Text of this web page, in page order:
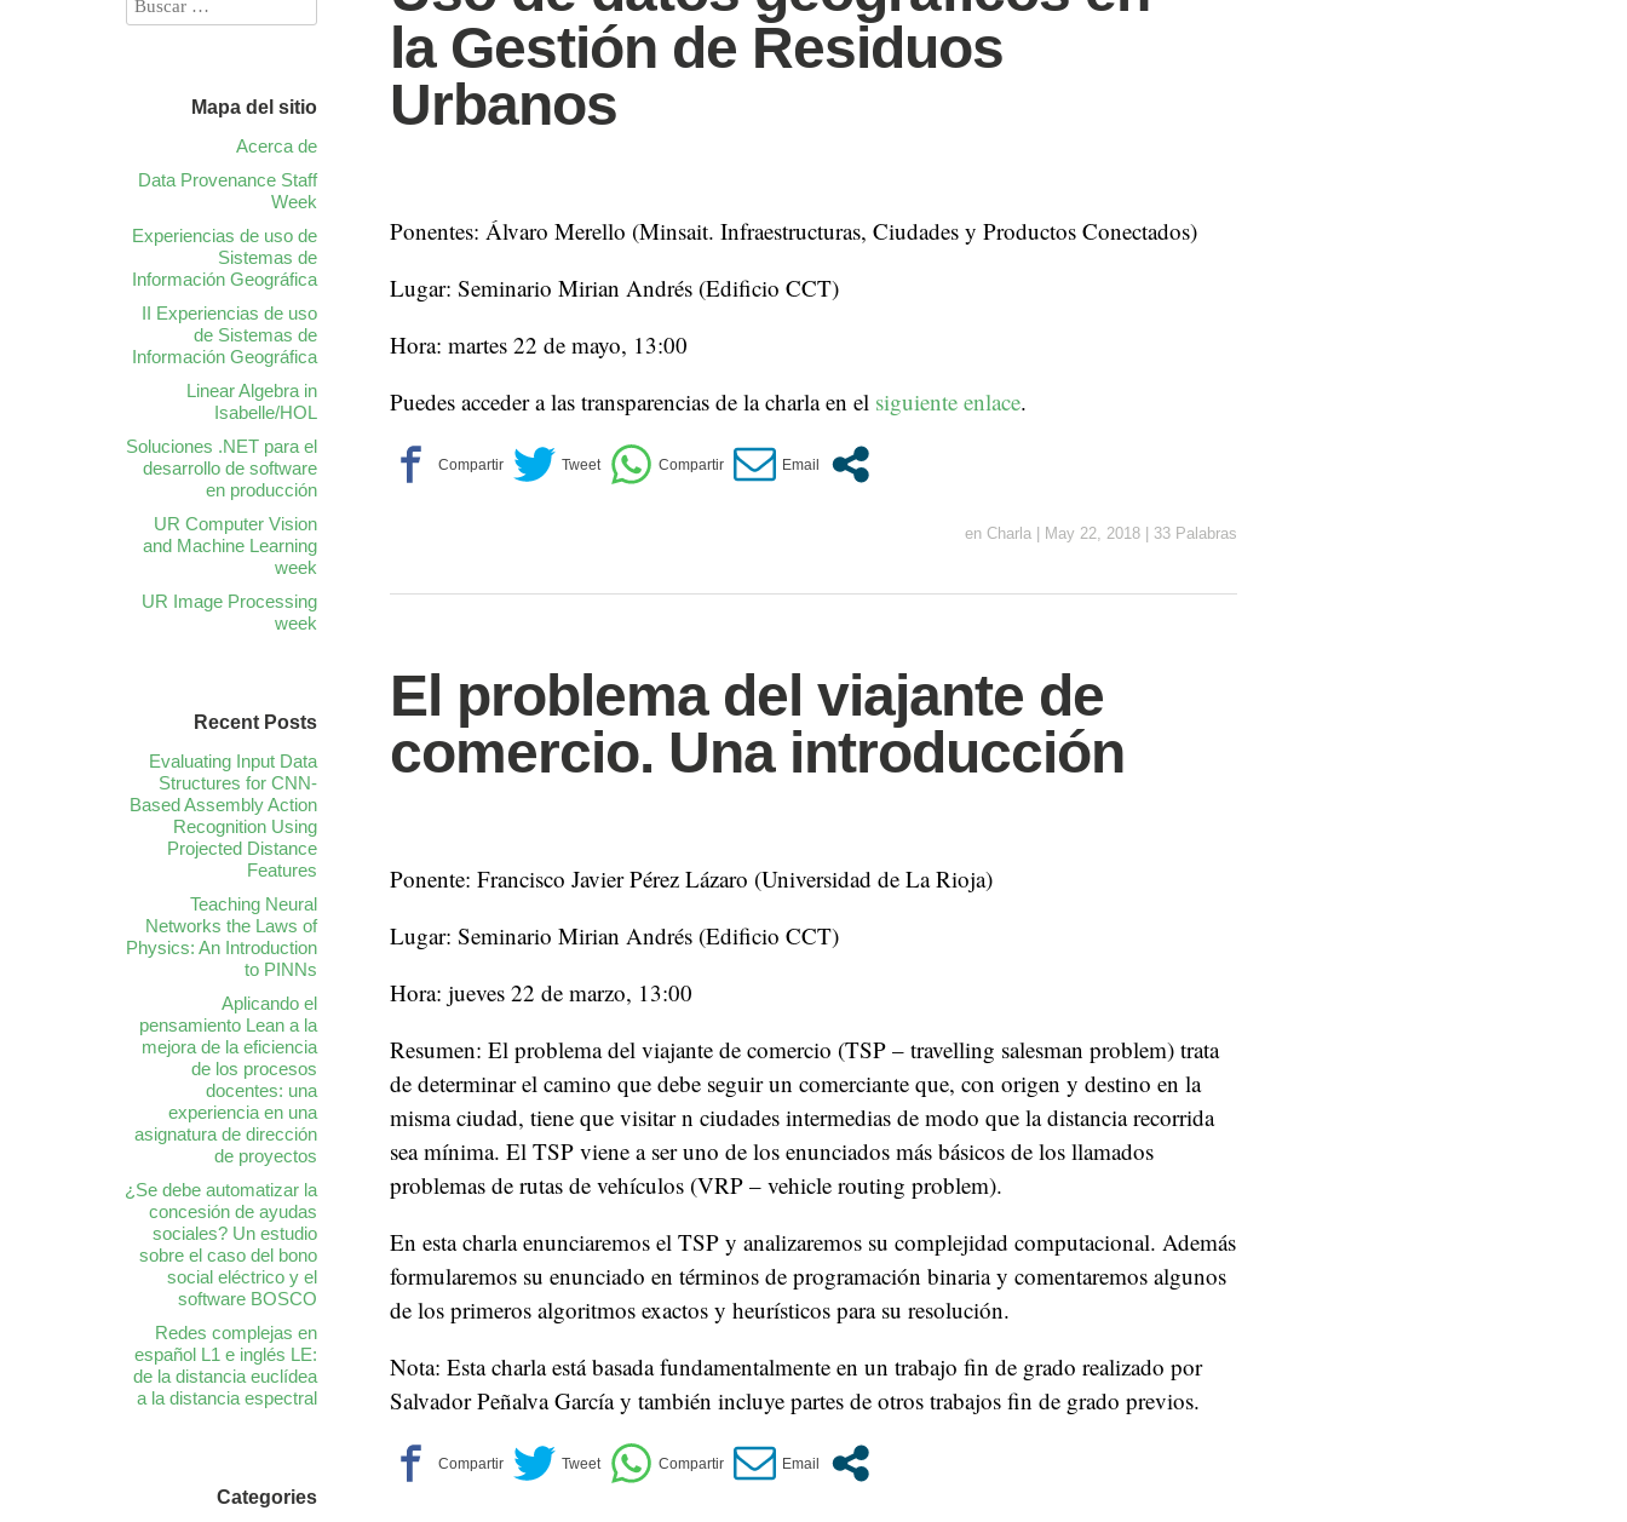
la Gestión de Residuos
Urbanos
Ponentes: Álvaro Merello (Minsait. Infraestructuras, Ciudades y Productos Conectados)
Lugar: Seminario Mirian Andrés (Edificio CCT)
Hora: martes 22 de mayo, 13:00
Puedes acceder a las transparencias de la charla en el siguiente enlace.
en Charla May 22, 2018 33 Palabras
El problema del viajante de
comercio. Una introducción
Ponente: Francisco Javier Pérez Lázaro (Universidad de La Rioja)
Lugar: Seminario Mirian Andrés (Edificio CCT)
Hora: jueves 22 de marzo, 13:00
Resumen: El problema del viajante de comercio (TSP – travelling salesman problem) trata
de determinar el camino que debe seguir un comerciante que, con origen y destino en la
misma ciudad, tiene que visitar n ciudades intermedias de modo que la distancia recorrida
sea mínima. El TSP viene a ser uno de los enunciados más básicos de los llamados
problemas de rutas de vehículos (VRP – vehicle routing problem).
En esta charla enunciaremos el TSP y analizaremos su complejidad computacional. Además
formularemos su enunciado en términos de programación binaria y comentaremos algunos
de los primeros algoritmos exactos y heurísticos para su resolución.
Nota: Esta charla está basada fundamentalmente en un trabajo fin de grado realizado por
Salvador Peñalva García y también incluye partes de otros trabajos fin de grado previos.
Mapa del sitio
Acerca de
Data Provenance Staff
Week
Experiencias de uso de
Sistemas de
Información Geográfica
II Experiencias de uso
de Sistemas de
Información Geográfica
Linear Algebra in
Isabelle/HOL
Soluciones .NET para el
desarrollo de software
en producción
UR Computer Vision
and Machine Learning
week
UR Image Processing
week
Recent Posts
Evaluating Input Data
Structures for CNN-
Based Assembly Action
Recognition Using
Projected Distance
Features
Teaching Neural
Networks the Laws of
Physics: An Introduction
to PINNs
Aplicando el
pensamiento Lean a la
mejora de la eficiencia
de los procesos
docentes: una
experiencia en una
asignatura de dirección
de proyectos
¿Se debe automatizar la
concesión de ayudas
sociales? Un estudio
sobre el caso del bono
social eléctrico y el
software BOSCO
Redes complejas en
español L1 e inglés LE:
de la distancia euclídea
a la distancia espectral
Categories